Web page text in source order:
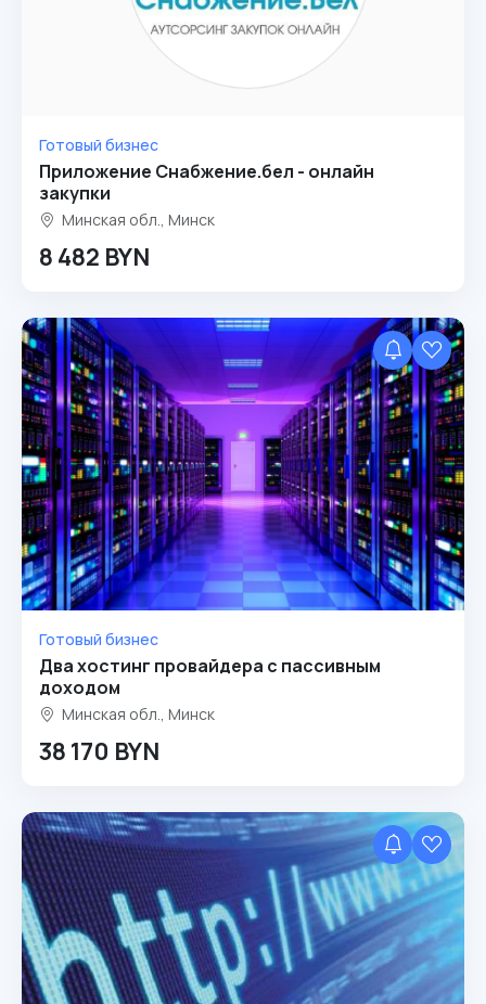
Готовый бизнес
Приложение Снабжение.бел - онлайн
закупки
Минская обл., Минск
8 482 BYN
Готовый бизнес
Два хостинг провайдера с пассивным
доходом
Минская обл., Минск
38 170 BYN